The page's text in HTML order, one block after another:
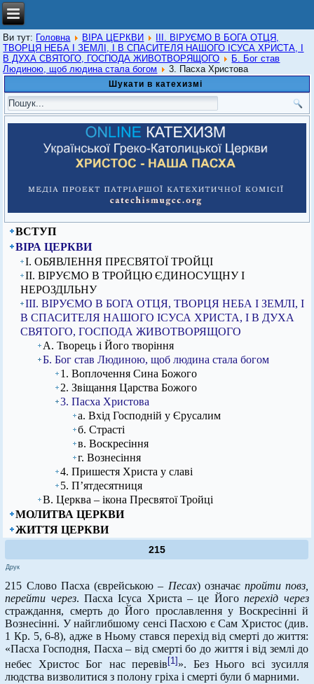
Ви тут: Головна ВІРА ЦЕРКВИ
ІІІ. ВІРУЄМО В БОГА ОТЦЯ,
ТВОРЦЯ НЕБА І ЗЕМЛІ, І В СПАСИТЕЛЯ НАШОГО ІСУСА ХРИСТА, І
В ДУХА СВЯТОГО, ГОСПОДА ЖИВОТВОРЯЩОГО
Б. Бог став
Людиною, щоб людина стала богом
3. Пасха Христова
Шукати в катехизмі
ВСТУП
ВІРА ЦЕРКВИ
I. ОБЯВЛЕННЯ ПРЕСВЯТОЇ ТРОЙЦІ
ІІ. ВІРУЄМО В ТРОЙЦЮ ЄДИНОСУЩНУ І
НЕРОЗДІЛЬНУ
ІІІ. ВІРУЄМО В БОГА ОТЦЯ, ТВОРЦЯ НЕБА І ЗЕМЛІ, І
В СПАСИТЕЛЯ НАШОГО ІСУСА ХРИСТА, І В ДУХА
СВЯТОГО, ГОСПОДА ЖИВОТВОРЯЩОГО
А. Творець і Його творіння
Б. Бог став Людиною, щоб людина стала богом
1. Воплочення Сина Божого
2. Звіщання Царства Божого
3. Пасха Христова
а. Вхід Господній у Єрусалим
б. Страсті
в. Воскресіння
г. Вознесіння
4. Пришестя Христа у славі
5. П’ятдесятниця
В. Церква – ікона Пресвятої Тройці
МОЛИТВА ЦЕРКВИ
ЖИТТЯ ЦЕРКВИ
215
Друк
215 Слово Пасха (єврейською – Песах) означаєпройти повз,
перейти через. Пасха Ісуса Христа – це Йогоперехід через
страждання, смерть до Його прославлення у Воскресінні й
Вознесінні. У найглибшому сенсі Пасхою є Сам Христос (див.
1 Кр. 5, 6-8), адже в Ньому стався перехід від смерті до життя:
«Пасха Господня, Пасха – від смерті бо до життя і від землі до
небес Христос Бог нас перевів [1] ». Без Нього всі зусилля
людства визволитися з полону гріха і смерті були б марними.